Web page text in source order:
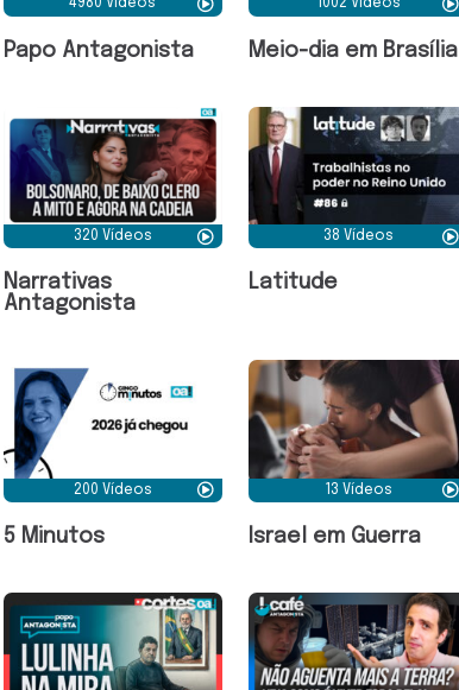
4980 Vídeos
Papo Antagonista
1002 Vídeos
Meio-dia em Brasília
320 Vídeos
Narrativas
Antagonista
38 Vídeos
Latitude
200 Vídeos
5 Minutos
13 Vídeos
Israel em Guerra